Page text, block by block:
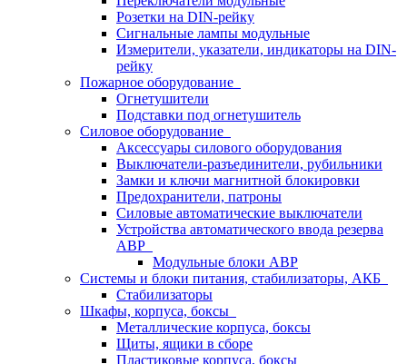
Розетки на DIN-рейку
Сигнальные лампы модульные
Измерители, указатели, индикаторы на DIN-
рейку
Пожарное оборудование
Огнетушители
Подставки под огнетушитель
Силовое оборудование
Аксессуары силового оборудования
Выключатели-разъединители, рубильники
Замки и ключи магнитной блокировки
Предохранители, патроны
Силовые автоматические выключатели
Устройства автоматического ввода резерва
АВР
Модульные блоки АВР
Системы и блоки питания, стабилизаторы, АКБ
Стабилизаторы
Шкафы, корпуса, боксы
Металлические корпуса, боксы
Щиты, ящики в сборе
Пластиковые корпуса, боксы